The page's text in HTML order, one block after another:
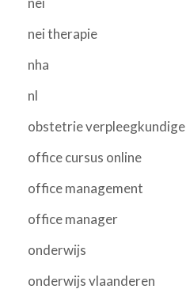
nei therapie
nha
nl
obstetrie verpleegkundige
office cursus online
office management
office manager
onderwijs
onderwijs vlaanderen